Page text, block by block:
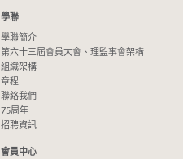
學聯
學聯簡介
第六十三屆會員大會、理監事會架構
組織架構
章程
聯絡我們
75周年
招聘資訊
會員中心